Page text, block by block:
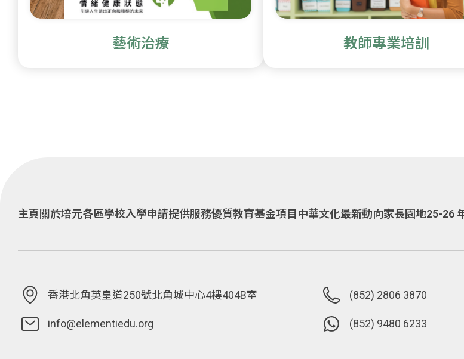
藝術治療 教師專業培訓
主頁 關於培元各區學校入學申請提供服務優質教育基金項目 中華文化最新動向家長園地25-26
香港北角英皇道250號北角城中心4樓404B室 (852) 2806 3870
info@elementiedu.org (852) 9480 6233